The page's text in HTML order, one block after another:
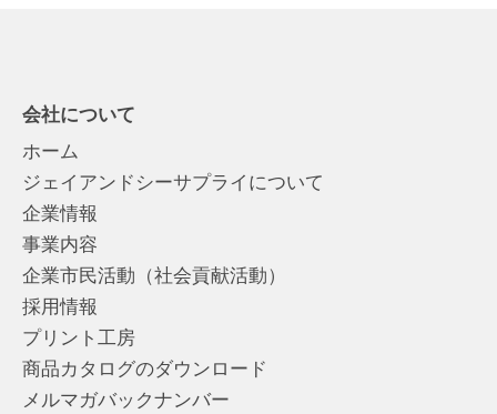
会社について
ホーム
ジェイアンドシーサプライについて
企業情報
事業内容
企業市民活動（社会貢献活動）
採用情報
プリント工房
商品カタログのダウンロード
メルマガバックナンバー